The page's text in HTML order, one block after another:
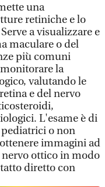
una
retiniche e lo
a visualizzare e
maculare o del
più comuni
la
valutando le
e del nervo
L'esame è di
o non
immagini ad
ottico in modo
diretto con